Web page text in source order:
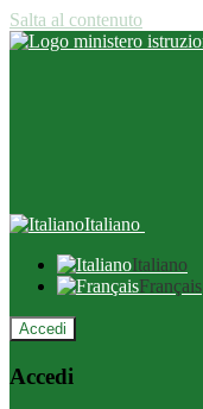
Salta al contenuto
Italiano
Italiano
Français
Accedi
Accedi